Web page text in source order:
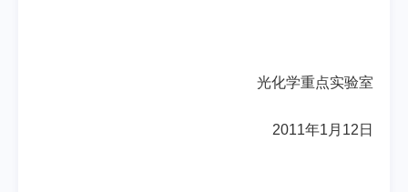
光化学重点实验室
2011年1月12日